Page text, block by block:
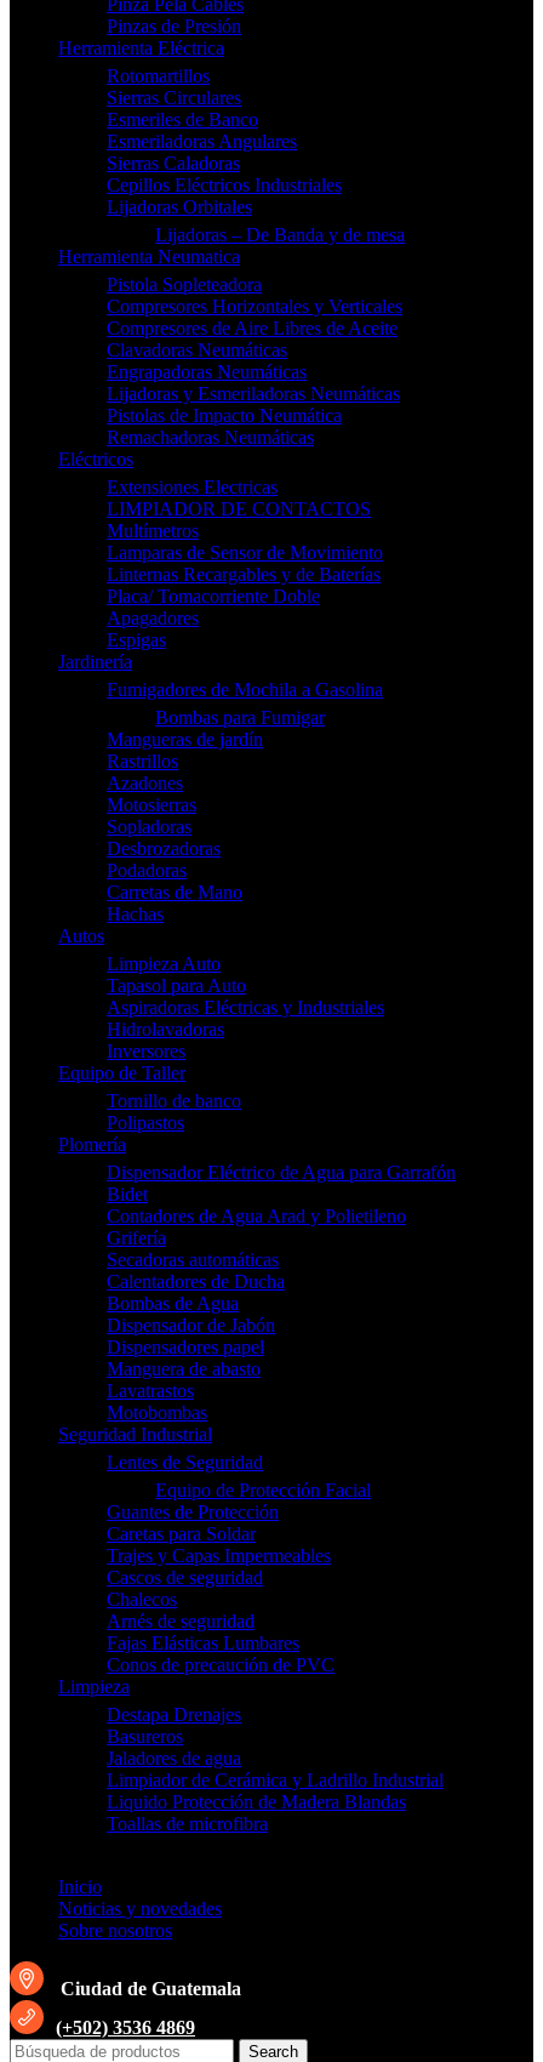
Pinza Pela Cables
Pinzas de Presión
Herramienta Eléctrica
Rotomartillos
Sierras Circulares
Esmeriles de Banco
Esmeriladoras Angulares
Sierras Caladoras
Cepillos Eléctricos Industriales
Lijadoras Orbitales
Lijadoras – De Banda y de mesa
Herramienta Neumatica
Pistola Sopleteadora
Compresores Horizontales y Verticales
Compresores de Aire Libres de Aceite
Clavadoras Neumáticas
Engrapadoras Neumáticas
Lijadoras y Esmeriladoras Neumáticas
Pistolas de Impacto Neumática
Remachadoras Neumáticas
Eléctricos
Extensiones Electricas
LIMPIADOR DE CONTACTOS
Multímetros
Lamparas de Sensor de Movimiento
Linternas Recargables y de Baterías
Placa/ Tomacorriente Doble
Apagadores
Espigas
Jardinería
Fumigadores de Mochila a Gasolina
Bombas para Fumigar
Mangueras de jardín
Rastrillos
Azadones
Motosierras
Sopladoras
Desbrozadoras
Podadoras
Carretas de Mano
Hachas
Autos
Limpieza Auto
Tapasol para Auto
Aspiradoras Eléctricas y Industriales
Hidrolavadoras
Inversores
Equipo de Taller
Tornillo de banco
Polipastos
Plomería
Dispensador Eléctrico de Agua para Garrafón
Bidet
Contadores de Agua Arad y Polietileno
Grifería
Secadoras automáticas
Calentadores de Ducha
Bombas de Agua
Dispensador de Jabón
Dispensadores papel
Manguera de abasto
Lavatrastos
Motobombas
Seguridad Industrial
Lentes de Seguridad
Equipo de Protección Facial
Guantes de Protección
Caretas para Soldar
Trajes y Capas Impermeables
Cascos de seguridad
Chalecos
Arnés de seguridad
Fajas Elásticas Lumbares
Conos de precaución de PVC
Limpieza
Destapa Drenajes
Basureros
Jaladores de agua
Limpiador de Cerámica y Ladrillo Industrial
Liquido Protección de Madera Blandas
Toallas de microfibra
Inicio
Noticias y novedades
Sobre nosotros
Ciudad de Guatemala
(+502) 3536 4869
Search